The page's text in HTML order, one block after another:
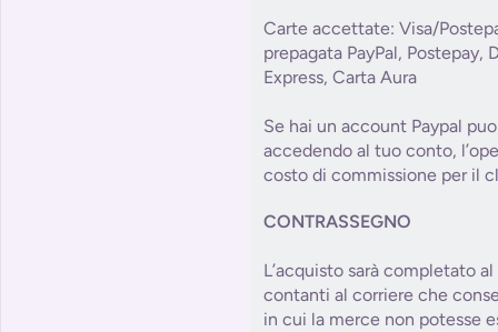
Carte accettate: Visa/
prepagata PayPal, Postepay,
Express, Carta Aura
Se hai un account Paypal
accedendo al tuo conto,
costo di commissione per il
CONTRASSEGNO
L’acquisto sarà completato
contanti al corriere che
in cui la merce non potesse